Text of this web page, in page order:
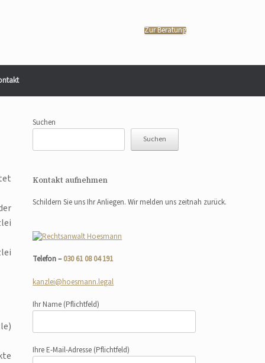
Zur Beratung
Suchen
Suchen
Kontakt aufnehmen
Schildern Sie uns Ihr Anliegen. Wir melden uns zeitnah zurück.
Telefon –030 61 08 04 191
kanzlei@hoesmann.legal
Ihr Name (Pflichtfeld)
Ihre E-Mail-Adresse (Pflichtfeld)